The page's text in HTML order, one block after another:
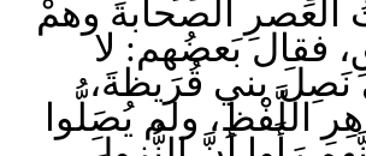
العَصرِ الصحابةَ وهمْ
فقال بَعضُهم: لا
بني قُرَيظةَ،
اللَّفْظِ، ولم يُصَلُّوا